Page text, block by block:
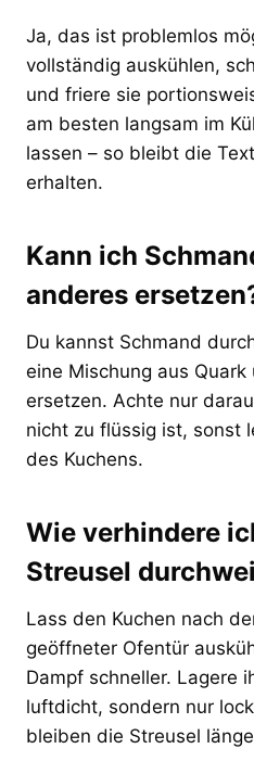
Ja, das ist problemlos
vollständig auskühlen,
und friere sie
am besten langsam im
lassen – so bleibt die
erhalten.
Kann ich
anderes
Du kannst Schmand
eine Mischung aus
ersetzen. Achte nur
nicht zu flüssig ist, sonst
des Kuchens.
Wie verhindere
Streusel
Lass den Kuchen nach
geöffneter Ofentür
Dampf schneller. Lagere
luftdicht, sondern nur
bleiben die Streusel